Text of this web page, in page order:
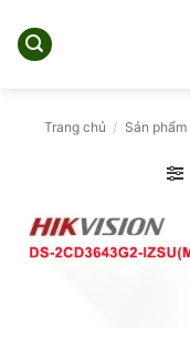
qua
Trang chủ / Sản phẩm